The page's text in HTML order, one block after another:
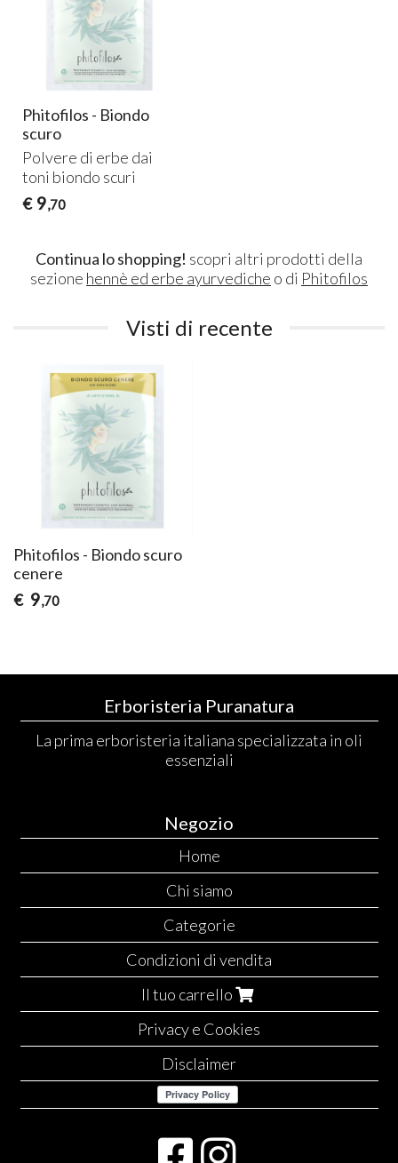
Phitofilos - Biondo
scuro
Polvere di erbe dai
toni biondo scuri
€ 9,70
Continua lo shopping! scopri altri prodotti della
sezione hennè ed erbe ayurvediche o di Phitofilos
Visti di recente
Phitofilos - Biondo scuro
cenere
€ 9,70
Erboristeria Puranatura
La prima erboristeria italiana specializzata in oli
essenziali
Negozio
Home
Chi siamo
Categorie
Condizioni di vendita
Il tuo carrello
Privacy e Cookies
Disclaimer